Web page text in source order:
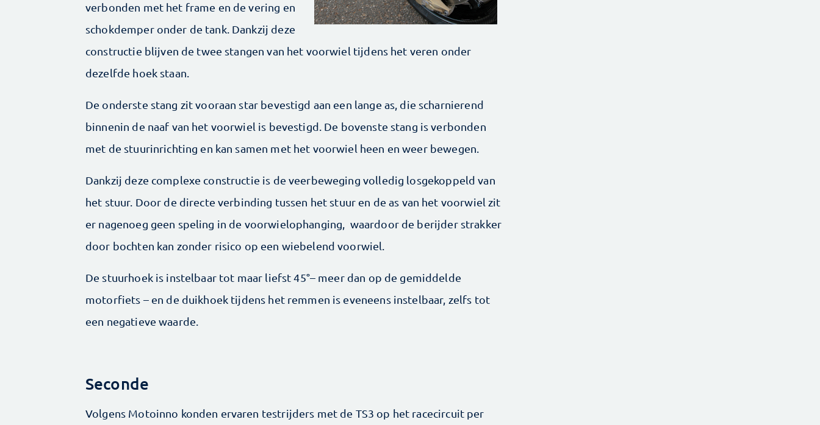
verbonden met het frame en de vering en
schokdemper onder de tank. Dankzij deze
constructie blijven de twee stangen van het voorwiel tijdens het veren onder
dezelfde hoek staan.
De onderste stang zit vooraan star bevestigd aan een lange as, die scharnierend
binnenin de naaf van het voorwiel is bevestigd. De bovenste stang is verbonden
met de stuurinrichting en kan samen met het voorwiel heen en weer bewegen.
Dankzij deze complexe constructie is de veerbeweging volledig losgekoppeld van
het stuur. Door de directe verbinding tussen het stuur en de as van het voorwiel zit
er nagenoeg geen speling in de voorwielophanging, waardoor de berijder strakker
door bochten kan zonder risico op een wiebelend voorwiel.
De stuurhoek is instelbaar tot maar liefst 45°– meer dan op de gemiddelde
motorfiets – en de duikhoek tijdens het remmen is eveneens instelbaar, zelfs tot
een negatieve waarde.
Seconde
Volgens Motoinno konden ervaren testrijders met de TS3 op het racecircuit per